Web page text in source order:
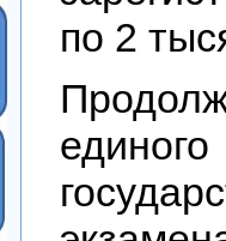
по 2
единого